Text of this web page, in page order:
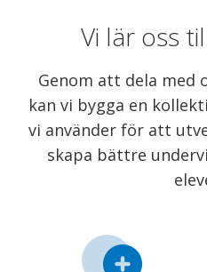
Vi lär oss
Genom att dela med
kan vi bygga en
vi använder för att
skapa bättre